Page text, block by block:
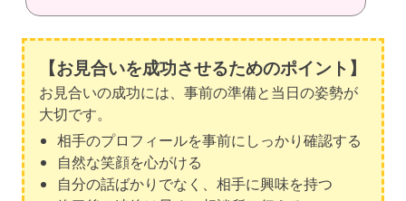
【お見合いを成功させるためのポイント】
お見合いの成功には、事前の準備と当日の姿勢が
大切です。
相手のプロフィールを事前にしっかり確認する
自然な笑顔を心がける
自分の話ばかりでなく、相手に興味を持つ